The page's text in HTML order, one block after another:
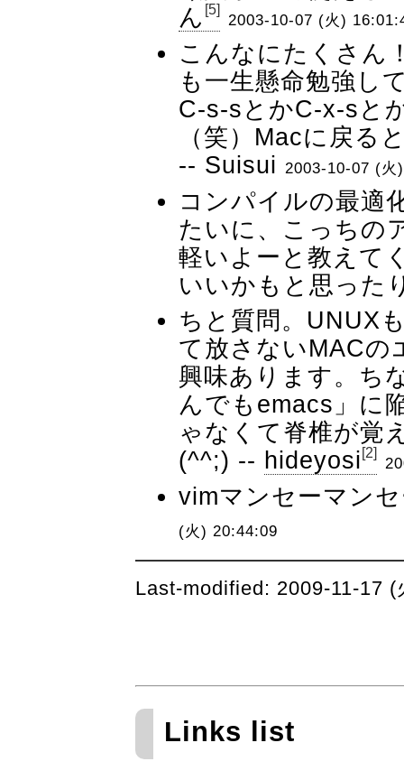
ん [5]
2003-10-07 (火)
こんなにたくさん
も一生懸命勉強し
C-s-sとかC-x-sと
（笑）Macに戻る
-- Suisui 2003-10-07 (火
コンパイルの最適
たいに、こっちの
軽いよーと教えて
いいかもと思った
ちと質問。UNUX
て放さないMACの
興味あります。ち
んでもemacs」に
ゃなくて脊椎が
(^^;) -- hideyosi [2]
vimマンセーマン
(火) 20:44:09
Last-modified: 2009-11-17
Links list